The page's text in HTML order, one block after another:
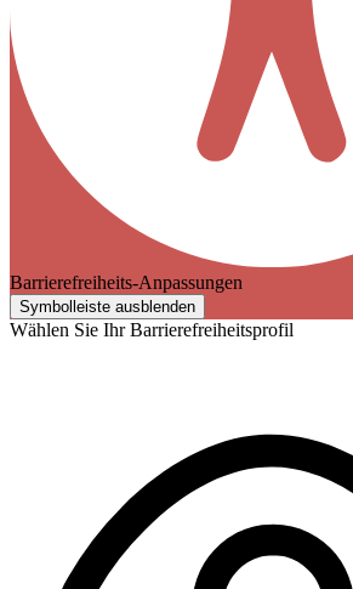
Barrierefreiheits-Anpassungen
Symbolleiste ausblenden
Wählen Sie Ihr Barrierefreiheitsprofil